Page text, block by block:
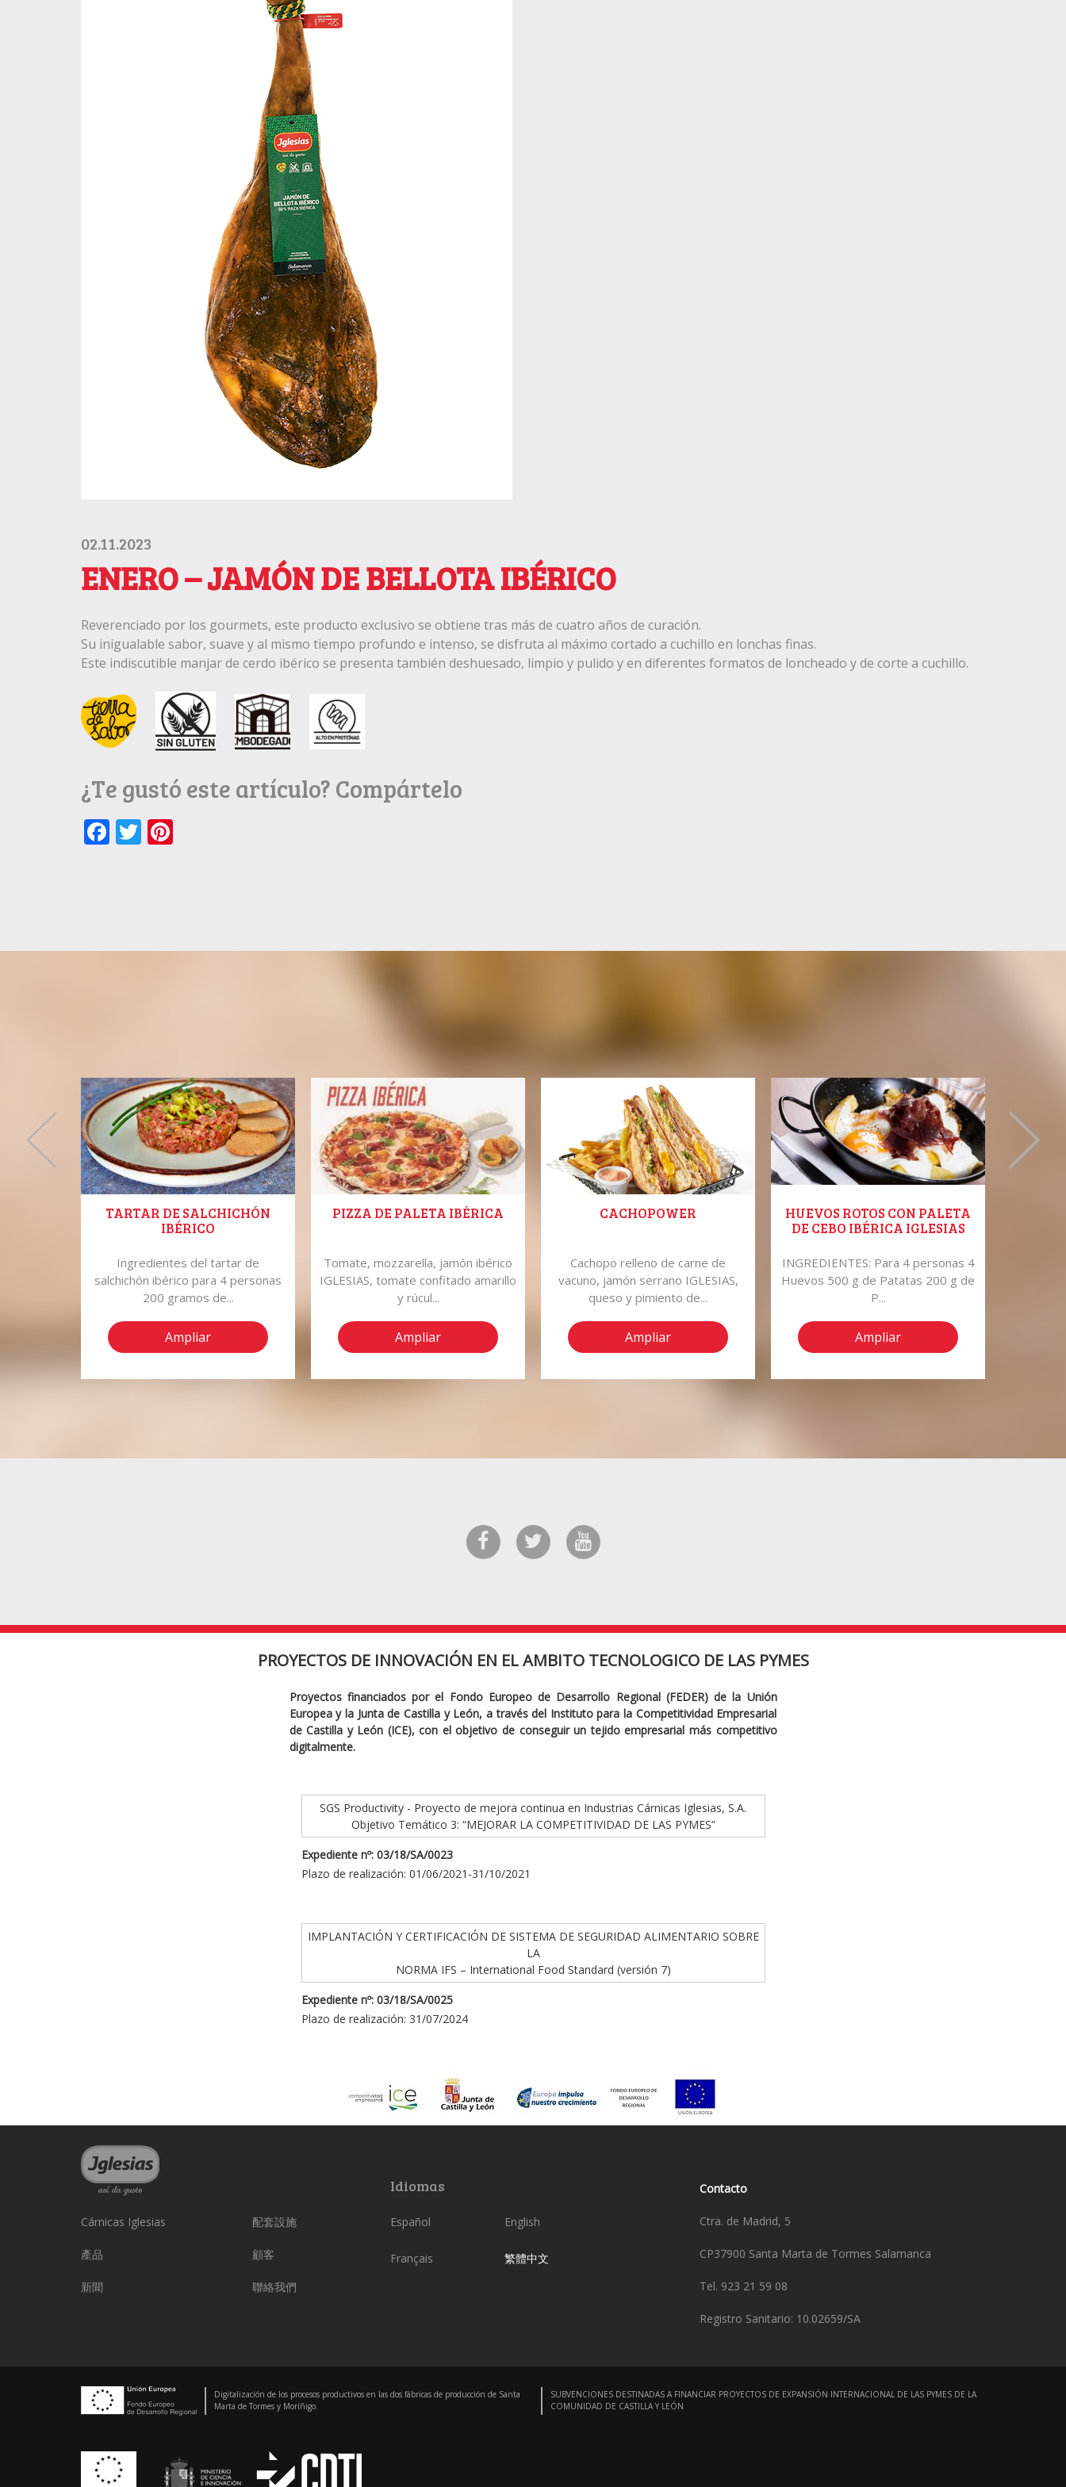
02.11.2023
ENERO – JAMÓN DE BELLOTA IBÉRICO
Reverenciado por los gourmets, este producto exclusivo se obtiene tras más de cuatro años de curación.
Su inigualable sabor, suave y al mismo tiempo profundo e intenso, se disfruta al máximo cortado a cuchillo en lonchas finas.
Este indiscutible manjar de cerdo ibérico se presenta también deshuesado, limpio y pulido y en diferentes formatos de loncheado y de corte a cuchillo.
¿Te gustó este artículo? Compártelo
Facebook
Twitter
TARTAR DE SALCHICHÓN
IBÉRICO
Ingredientes del tartar de
salchichón ibérico para 4 personas
200 gramos de...
Ampliar
PIZZA DE PALETA IBÉRICA
Tomate, mozzarella, jamón ibérico
IGLESIAS, tomate confitado amarillo
y rúcul...
Ampliar
CACHOPOWER
Cachopo relleno de carne de
vacuno, jamón serrano IGLESIAS,
queso y pimiento de...
Ampliar
HUEVOS ROTOS CON PALETA
DE CEBO IBÉRICA IGLESIAS
INGREDIENTES: Para 4 personas 4
Huevos 500 g de Patatas 200 g de
P...
Ampliar
PROYECTOS DE INNOVACIÓN EN EL AMBITO TECNOLOGICO DE LAS PYMES
Proyectos financiados por el Fondo Europeo de Desarrollo Regional (FEDER) de la Unión
Europea y la Junta de Castilla y León, a través del Instituto para la Competitividad Empresarial
de Castilla y León (ICE), con el objetivo de conseguir un tejido empresarial más competitivo
digitalmente.
SGS Productivity - Proyecto de mejora continua en Industrias Cárnicas Iglesias, S.A.
Objetivo Temático 3: “MEJORAR LA COMPETITIVIDAD DE LAS PYMES”
Expediente nº: 03/18/SA/0023
Plazo de realización: 01/06/2021-31/10/2021
IMPLANTACIÓN Y CERTIFICACIÓN DE SISTEMA DE SEGURIDAD ALIMENTARIO SOBRE
LA
NORMA IFS – International Food Standard (versión 7)
Expediente nº: 03/18/SA/0025
Plazo de realización: 31/07/2024
Cárnicas Iglesias 配套設施
產品 顧客
新聞 聯絡我們
Idiomas
Español English
Français 繁體中文
Contacto
Ctra. de Madrid, 5
CP37900 Santa Marta de Tormes Salamanca
Tel. 923 21 59 08
Registro Sanitario: 10.02659/SA
Digitalización de los procesos productivos en las dos fábricas de producción de Santa
Marta de Tormes y Moríñigo.
SUBVENCIONES DESTINADAS A FINANCIAR PROYECTOS DE EXPANSIÓN INTERNACIONAL DE LAS PYMES DE LA
COMUNIDAD DE CASTILLA Y LEÓN